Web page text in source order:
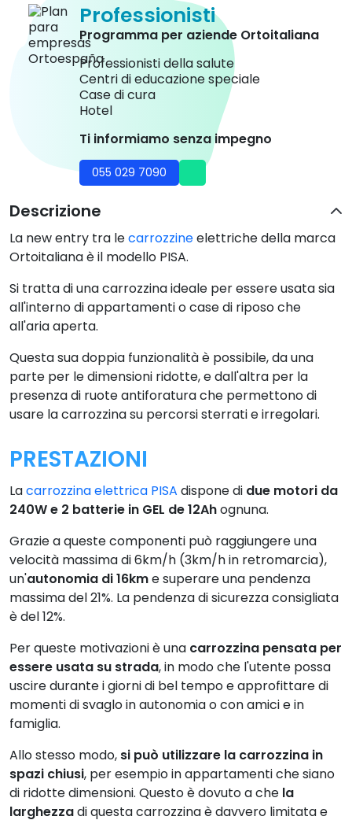
Professionisti
Programma per aziende Ortoitaliana
Professionisti della salute
Centri di educazione speciale
Case di cura
Hotel
Ti informiamo senza impegno
055 029 7090
Descrizione
La new entry tra lecarrozzineelettriche della marca
Ortoitaliana è il modello PISA.
Si tratta di una carrozzina ideale per essere usata sia
all'interno di appartamenti o case di riposo che
all'aria aperta.
Questa sua doppia funzionalità è possibile, da una
parte per le dimensioni ridotte, e dall'altra per la
presenza di ruote antiforatura che permettono di
usare la carrozzina su percorsi sterrati e irregolari.
PRESTAZIONI
Lacarrozzina elettrica PISA dispone di due motori da
240W e 2 batterie in GEL de 12Ahognuna.
Grazie a queste componenti può raggiungere una
velocità massima di 6km/h (3km/h in retromarcia),
un'autonomia di 16kme superare una pendenza
massima del 21%. La pendenza di sicurezza consigliata
è del 12%.
Per queste motivazioni è una carrozzina pensata per
essere usata su strada, in modo che l'utente possa
uscire durante i giorni di bel tempo e approfittare di
momenti di svaglo in autonomia o con amici e in
famiglia.
Allo stesso modo, si può utilizzare la carrozzina in
spazi chiusi, per esempio in appartamenti che siano
di ridotte dimensioni. Questo è dovuto a che la
larghezzadi questa carrozzina è davvero limitata e